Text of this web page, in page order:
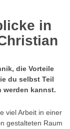
in
die Vorteile
du selbst Teil
werden kannst.
viel Arbeit in einer
gestalteten Raum